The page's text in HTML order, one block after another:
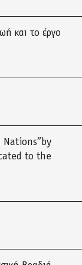
και το έργο
Nations”by
to the